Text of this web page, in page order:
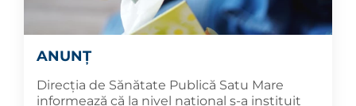
ANUNȚ
Direcția de Sănătate Publică Satu Mare
informează că la nivel național s-a instituit